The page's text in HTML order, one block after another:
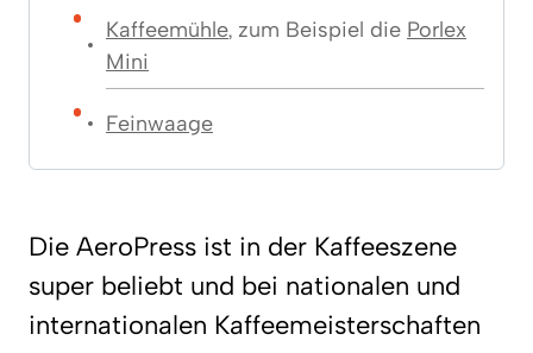
Kaffeemühle, zum Beispiel die Porlex
Mini
Feinwaage
Die AeroPress ist in der Kaffeeszene
super beliebt und bei nationalen und
internationalen Kaffeemeisterschaften